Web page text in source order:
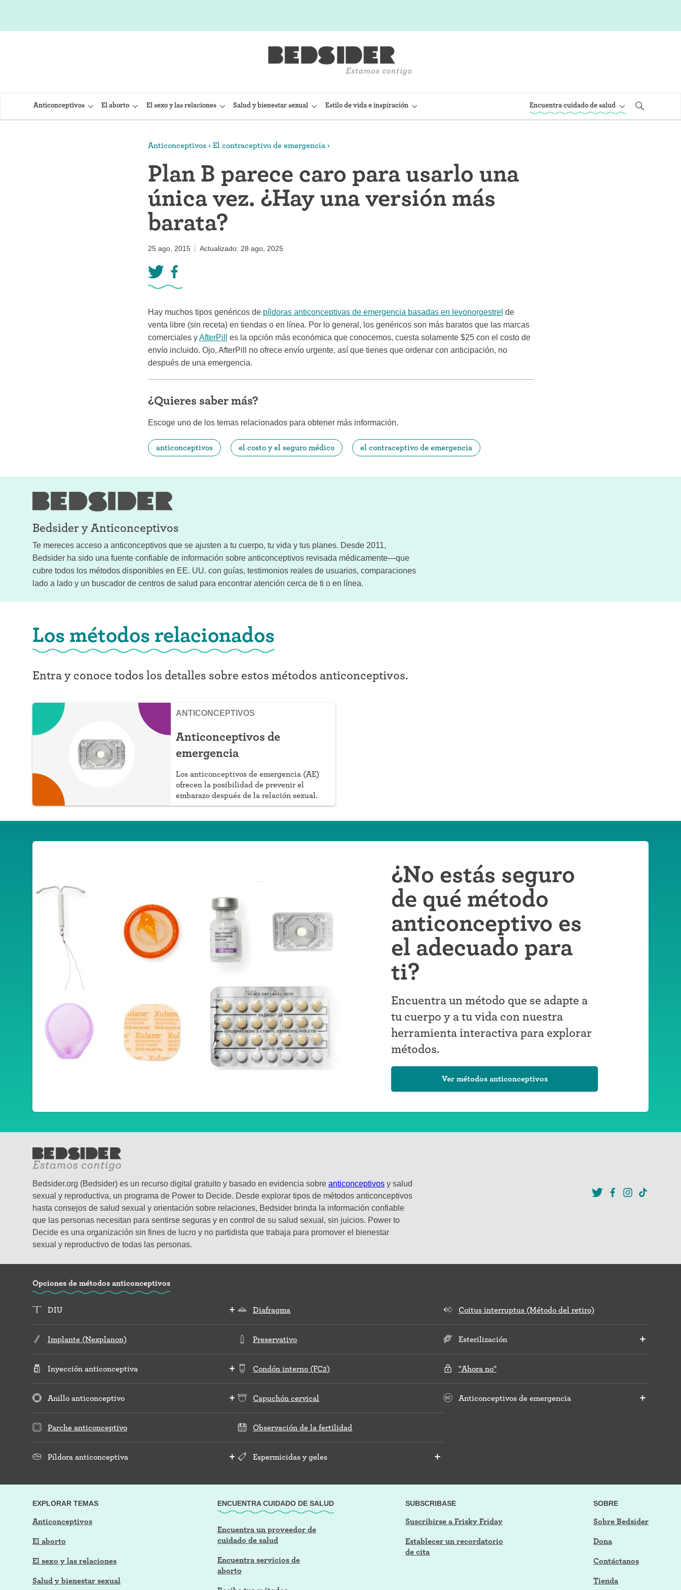
Anticonceptivos
DIU (Dispositivo Intrauterino)
Implante (Nexplanon)
Inyección anticonceptiva (Depo-
Provera)
Anillo anticonceptivo
Parche anticonceptivo
Preservativo
Capuchón cervical
Observación de la fertilidad
Anticonceptivos de emergencia
El aborto El sexo y las relaciones Salud y bienestar sexual Estilo de vida e inspiración Encuentra cuidado de salud
Anticonceptivos El contraceptivo de emergencia
Plan B parece caro para usarlo una
única vez. ¿Hay una versión más
barata?
25 ago, 2015 Actualizado: 28 ago, 2025
Hay muchos tipos genéricos de píldoras anticonceptivas de emergencia basadas en levonorgestrel de
venta libre (sin receta) en tiendas o en línea. Por lo general, los genéricos son más baratos que las marcas
comerciales yAfterPill
es la opción más económica que conocemos, cuesta solamente $25 con el costo de
envío incluido. Ojo, AfterPill no ofrece envío urgente, así que tienes que ordenar con anticipación, no
después de una emergencia.
¿Quieres saber más?
Escoge uno de los temas relacionados para obtener más información.
anticonceptivos el costo y el seguro médico el contraceptivo de emergencia
Bedsider yAnticonceptivos
Te mereces acceso a anticonceptivos que se ajusten a tu cuerpo, tu vida y tus planes. Desde 2011,
Bedsider ha sido una fuente confiable de información sobre anticonceptivos revisada médicamente—que
cubre todos los métodos disponibles en EE. UU. con guías, testimonios reales de usuarios, comparaciones
lado a lado y un buscador de centros de salud para encontrar atención cerca de ti o en línea.
Los métodos relacionados
Entra y conoce todos los detalles sobre estos métodos anticonceptivos.
ANTICONCEPTIVOS
Anticonceptivos de
emergencia
Los anticonceptivos de emergencia (AE)
ofrecen la posibilidad de prevenir el
embarazo después de la relación sexual.
¿No estás seguro
de qué método
anticonceptivo es
el adecuado para
ti?
Encuentra un método que se adapte a
tu cuerpo y a tu vida con nuestra
herramienta interactiva para explorar
métodos.
Ver métodos anticonceptivos
Bedsider.org (Bedsider) es un recurso digital gratuito y basado en evidencia sobre anticonceptivos y salud
sexual y reproductiva, un programa de Power to Decide. Desde explorar tipos de métodos anticonceptivos
hasta consejos de salud sexual y orientación sobre relaciones, Bedsider brinda la información confiable
que las personas necesitan para sentirse seguras y en control de su salud sexual, sin juicios. Power to
Decide es una organización sin fines de lucro y no partidista que trabaja para promover el bienestar
sexual y reproductivo de todas las personas.
Opciones de métodos anticonceptivos
DIU
Implante (Nexplanon)
Inyección anticonceptiva
Anillo anticonceptivo
Parche anticonceptivo
Píldora anticonceptiva
Diafragma
Preservativo
Condón interno (FC2)
Capuchón cervical
Observación de la fertilidad
Espermicidas y geles
Coitus interruptus (Método del retiro)
Esterilización
"Ahora no"
Anticonceptivos de emergencia
EXPLORAR TEMAS
Anticonceptivos
El aborto
El sexo y las relaciones
Salud y bienestar sexual
ENCUENTRA CUIDADO DE SALUD
Encuentra un proveedor de
cuidado de salud
Encuentra servicios de
aborto
SUBSCRIBASE
Suscribirse a Frisky Friday
Establecer un recordatorio
de cita
SOBRE
Sobre Bedsider
Dona
Contáctanos
Tienda